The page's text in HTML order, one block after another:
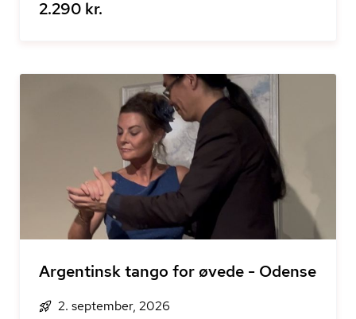
2.290 kr.
Argentinsk tango for øvede - Odense
2. september, 2026